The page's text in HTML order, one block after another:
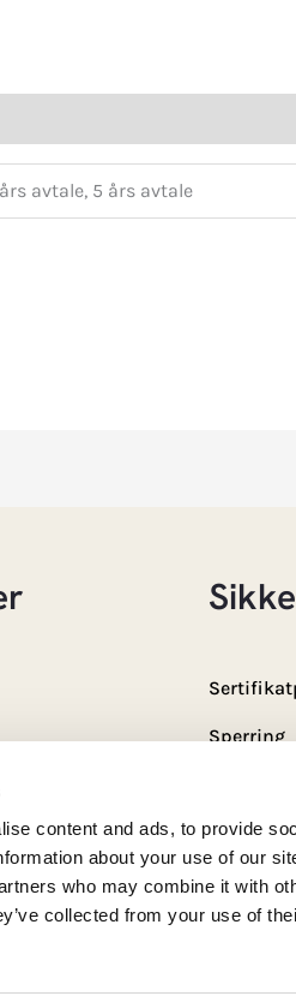
content and ads, to provide
about your use of our
who may combine it with
collected from your use of
avtale, 5 års avtale
Sperring
Kontakt